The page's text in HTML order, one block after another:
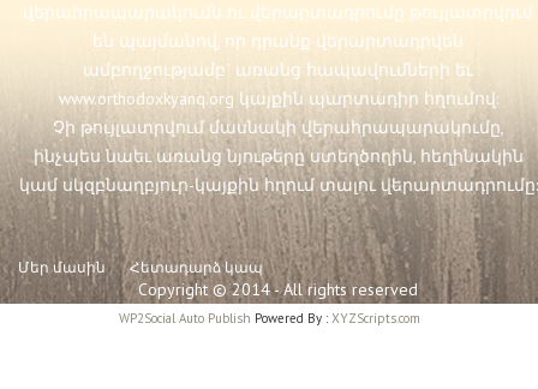
վերահրապարակումն ու վերարտադրումը թույլատրվում
են պայմանով, որ դրանք վերարտադրվեն
ամբողջությամբ` առանց հապավումների եւ
www.orthodoxkyanq.org կայքին պարտադիր հղումով:
Չի թույլատրվում մասնակի վերահրապարակումը,
ինչպես նաեւ առանց նյութերը ստեղծողին, հեղինակին
կամ սկզբնաղբյուր-կայքին հղում տալու վերարտադրումը:
Մեր մասին Հետադարձ կապ
Copyright © 2014 - All rights reserved
WP2Social Auto Publish Powered By :XYZScripts.com